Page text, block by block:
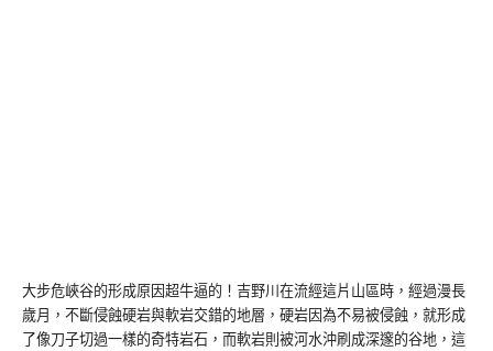
大步危峽谷的形成原因超牛逼的！吉野川在流經這片山區時，經過漫長
歲月，不斷侵蝕硬岩與軟岩交錯的地層，硬岩因為不易被侵蝕，就形成
了像刀子切過一樣的奇特岩石，而軟岩則被河水沖刷成深邃的谷地，這